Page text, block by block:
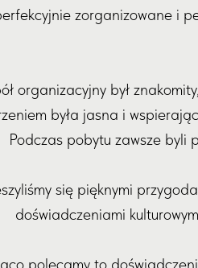
zorganizowane i
organizacyjny był
była jasna i
Podczas pobytu zawsze byli
się pięknymi
doświadczeniami
polecamy to